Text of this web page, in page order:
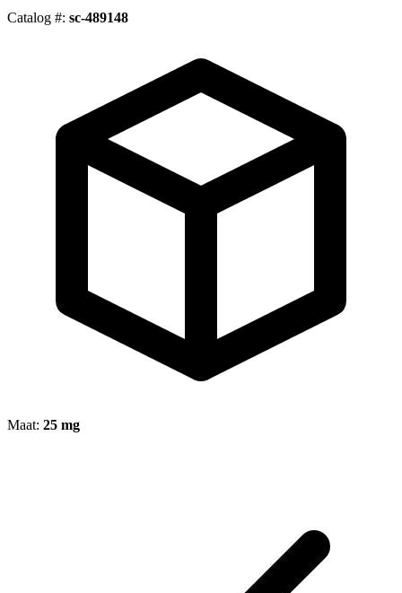
Catalog #: sc-489148
Maat: 25 mg